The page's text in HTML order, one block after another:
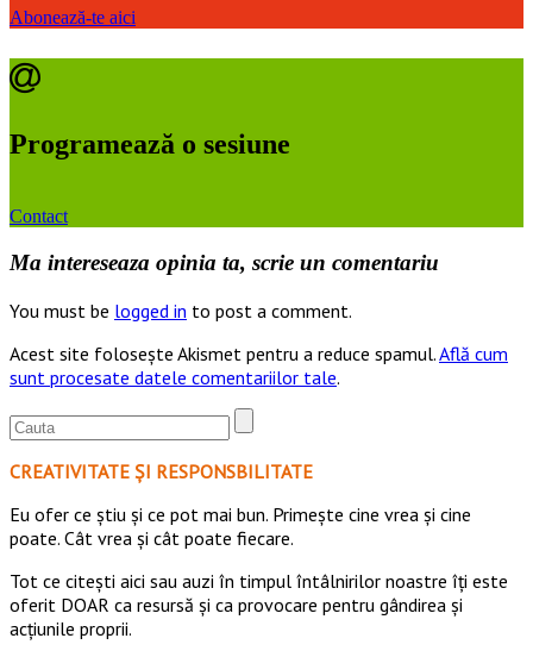
Abonează-te aici
Programează o sesiune
Contact
Ma intereseaza opinia ta, scrie un comentariu
You must be logged in to post a comment.
Acest site folosește Akismet pentru a reduce spamul.Află cum
sunt procesate datele comentariilor tale.
CREATIVITATE ȘI RESPONSBILITATE
Eu ofer ce ştiu şi ce pot mai bun. Primeşte cine vrea şi cine
poate. Cât vrea şi cât poate fiecare.
Tot ce citești aici sau auzi în timpul întâlnirilor noastre îți este
oferit DOAR ca resursă şi ca provocare pentru gândirea și
acţiunile proprii.